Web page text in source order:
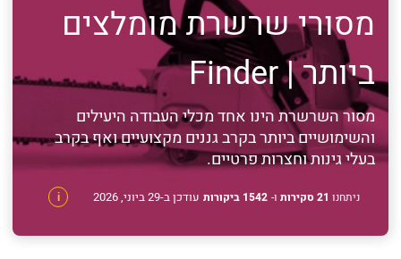
מסורי שרשרת מומלצים
ביותר | Finder
מסור השרשרת הינו אחד מכלי העבודה היעילים
והשימושיים ביותר בקרב גננים מקצועיים ואף בקרב
בעלי גינות וחצרות פרטיים.
ניתחנו 21 סקירות ו- 1542 ביקורות i עודכן ב-29 ביוני, 2026